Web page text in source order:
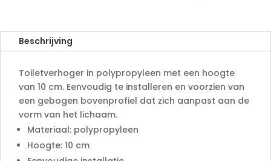
n
a
Beschrijving
Toiletverhoger in polypropyleen met een hoogte
van 10 cm. Eenvoudig te installeren en voorzien van
een gebogen bovenprofiel dat zich aanpast aan de
vorm van het lichaam.
Materiaal: polypropyleen
Hoogte: 10 cm